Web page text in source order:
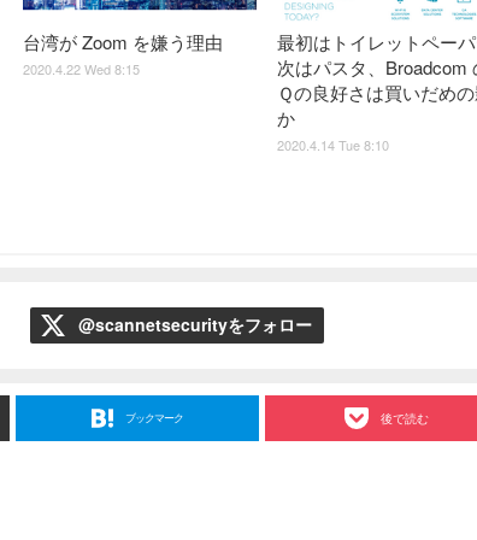
台湾が Zoom を嫌う理由
2020.4.22 Wed 8:15
最初はトイレットペー
次はパスタ、Broadcom
Ｑの良好さは買いだめ
か
2020.4.14 Tue 8:10
@scannetsecurityをフォロー
ブックマーク 後で読む